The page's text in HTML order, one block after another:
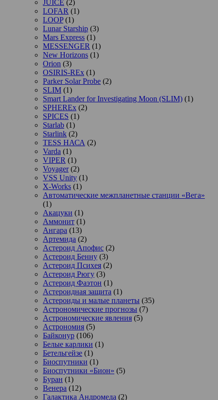
JUICE (2)
LOFAR (1)
LOOP(1)
Lunar Starship (3)
Mars Express (1)
MESSENGER (1)
New Horizons (1)
Orion (3)
OSIRIS-REx (1)
Parker Solar Probe (2)
SLIM (1)
Smart Lander for Investigating Moon (SLIM) (1)
SPHEREx (2)
SPICES (1)
Starlab (1)
Starlink (2)
TESS НАСА (2)
Varda (1)
VIPER (1)
Voyager(2)
VSS Unity (1)
X-Works (1)
Автоматические межпланетные станции «Вега»
(1)
Акацуки (1)
Аммонит (1)
Ангара (13)
Артемида (2)
Астероид Апофис (2)
Астероид Бенну (3)
Астероид Психея (2)
Астероид Рюгу (3)
Астероид Фаэтон (1)
Астероидная защита (1)
Астероиды и малые планеты (35)
Астрономические прогнозы (7)
Астрономические явления (5)
Астрономия (5)
Байконур (106)
Белые карлики (1)
Бетельгейзе (1)
Биоспутники (1)
Биоспутники «Бион» (5)
Буран (1)
Венера (12)
Галактика Андромеда (2)